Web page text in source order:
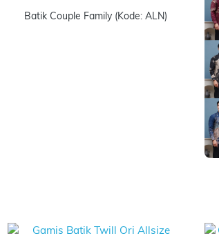
Batik Couple Family (Kode: ALN)